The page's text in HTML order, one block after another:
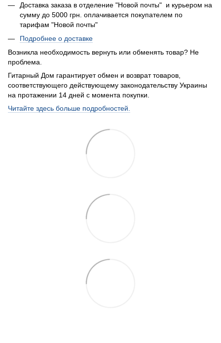
Доставка заказа в отделение "Новой почты" и курьером на
сумму до 5000 грн. оплачивается покупателем по
тарифам "Новой почты"
Подробнее о доставке
Возникла необходимость вернуть или обменять товар? Не
проблема.
Гитарный Дом гарантирует обмен и возврат товаров,
соответствующего действующему законодательству Украины
на протажении 14 дней с момента покупки.
Читайте здесь больше подробностей.